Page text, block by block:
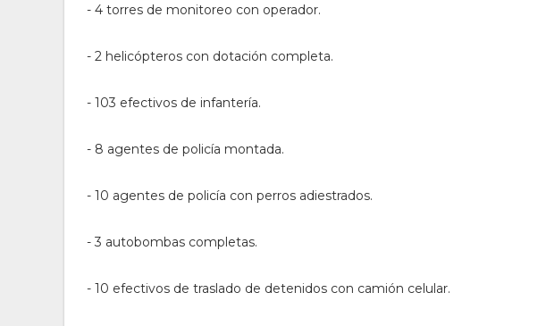
- 4 torres de monitoreo con operador.
- 2 helicópteros con dotación completa.
- 103 efectivos de infantería.
- 8 agentes de policía montada.
- 10 agentes de policía con perros adiestrados.
- 3 autobombas completas.
- 10 efectivos de traslado de detenidos con camión celular.